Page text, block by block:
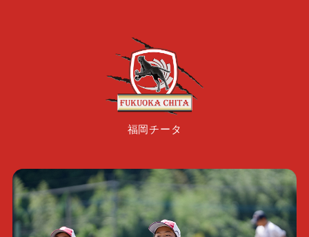
福岡チータ